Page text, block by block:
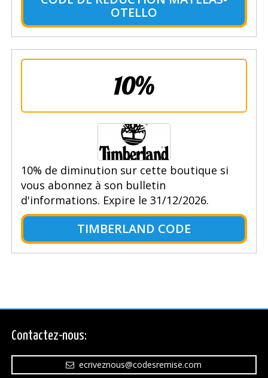
OTELLO
10%
10% de diminution sur cette boutique si
vous abonnez à son bulletin
d'informations. Expire le 31/12/2026.
TIMBERLAND CODE
Contactez-nous:
ecriveznous@codesremise.com